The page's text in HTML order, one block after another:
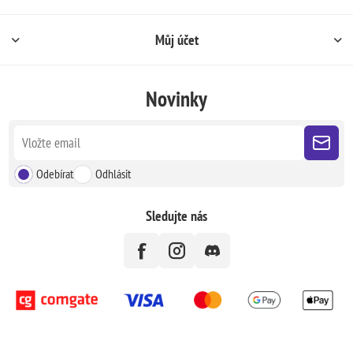
Můj účet
Novinky
Odebírat Odhlásit
Sledujte nás